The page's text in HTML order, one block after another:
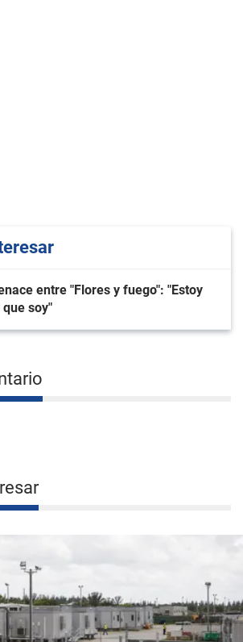
entre "Flores y fuego": "Estoy
soy"